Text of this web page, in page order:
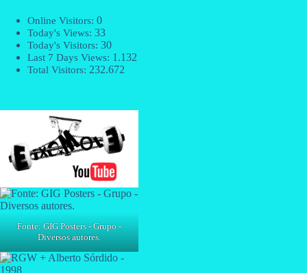
Online Visitors: 0
Today's Views: 33
Today's Visitors: 30
Last 7 Days Views: 1.132
Total Visitors: 232.672
Fonte: GIG Posters - Grupo -
Diversos autores.